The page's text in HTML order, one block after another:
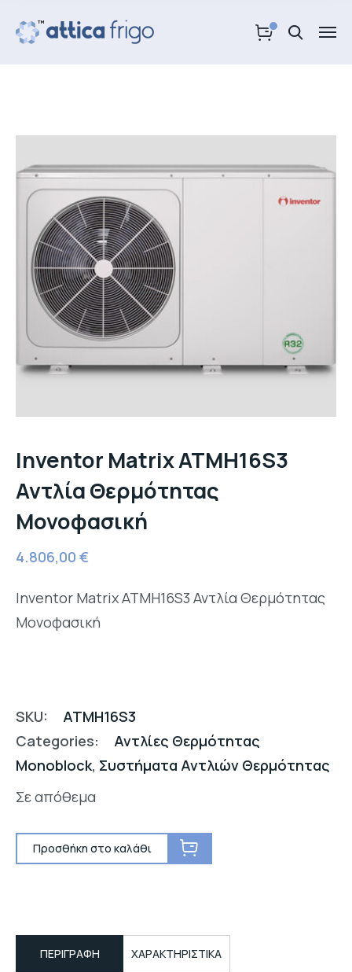
Inventor Matrix ATMH16S3
Αντλία Θερμότητας
Μονοφασική
4.806,00 €
Inventor Matrix ATMH16S3 Αντλία Θερμότητας
Μονοφασική
SKU:
ATMH16S3
Categories:
Αντλίες Θερμότητας
Monoblock, Συστήματα Αντλιών Θερμότητας
Σε απόθεμα
Προσθήκη στο καλάθι
ΠΕΡΙΓΡΑΦΉ ΧΑΡΑΚΤΗΡΙΣΤΙΚΑ